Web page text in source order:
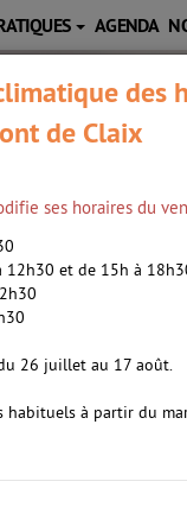
AGENDA
Stephen
a plongé dans le
le vieil écrivain
du destin... et la
des
de Claix
ses horaires du
12h30 et de 15h à
26 juillet au 17 août.
habituels à partir du